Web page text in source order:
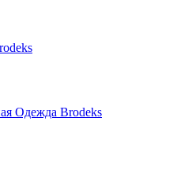
Одежда Brodeks